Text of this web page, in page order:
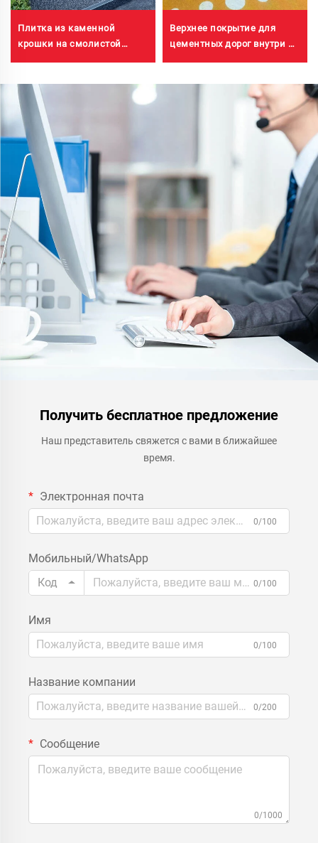
Плитка из каменной
крошки на смолистой
выраженной текстурой,
кристаллический камень,
каменный ковер для
коммерческого и жилого
строительства
Верхнее покрытие для
цементных дорог внутри и
праймером ST400),
асфальтовых дорог,
силиконового ПУ, ПМА,
ЭПДМ, эпоксидных
оснований на водной или
масляной основе,
мрамора, тротуарной
плитки, проницаемого
бетона, применение в
транспортных средствах и
др.
Получить бесплатное предложение
Наш представитель свяжется с вами в ближайшее
время.
Электронная почта
0/100
Мобильный/WhatsApp
Код
0/100
Имя
0/100
Название компании
0/200
Сообщение
0/1000